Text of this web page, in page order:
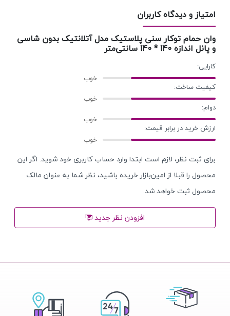
امتیاز و دیدگاه کاربران
وان حمام توکار سنی پلاستیک مدل آتلانتیک بدون شاسی
و پانل اندازه 140 * 140 سانتی‌متر
کارایی:
کیفیت ساخت:
دوام:
ارزش خرید در برابر قیمت:
برای ثبت نظر، لازم است ابتدا وارد حساب کاربری خود شوید. اگر این
محصول را قبلا از امین‌بازار خریده باشید، نظر شما به عنوان مالک
محصول ثبت خواهد شد.
افزودن نظر جدید